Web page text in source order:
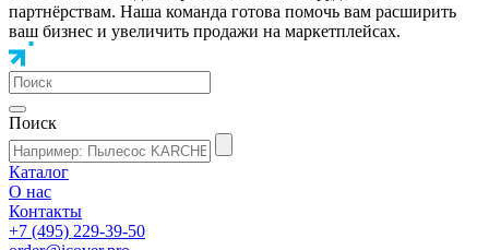
партнёрствам. Наша команда готова помочь вам расширить
ваш бизнес и увеличить продажи на маркетплейсах.
Поиск
Каталог
О нас
Контакты
+7 (495) 229-39-50